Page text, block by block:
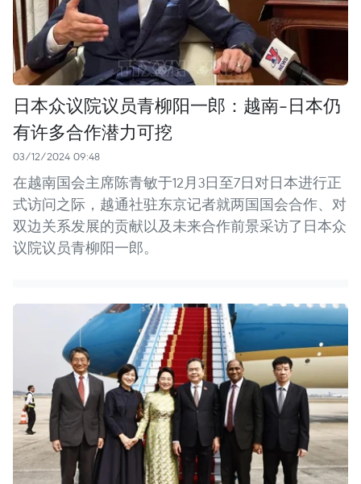
日本众议院议员青柳阳一郎：越南-日本仍
有许多合作潜力可挖
03/12/2024 09:48
在越南国会主席陈青敏于12月3日至7日对日本进行正
式访问之际，越通社驻东京记者就两国国会合作、对
双边关系发展的贡献以及未来合作前景采访了日本众
议院议员青柳阳一郎。